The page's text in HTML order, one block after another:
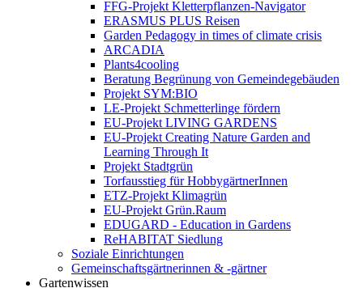
FFG-Projekt Kletterpflanzen-Navigator
ERASMUS PLUS Reisen
Garden Pedagogy in times of climate crisis
ARCADIA
Plants4cooling
Beratung Begrünung von Gemeindegebäuden
Projekt SYM:BIO
LE-Projekt Schmetterlinge fördern
EU-Projekt LIVING GARDENS
EU-Projekt Creating Nature Garden and
Learning Through It
Projekt Stadtgrün
Torfausstieg für HobbygärtnerInnen
ETZ-Projekt Klimagrün
EU-Projekt Grün.Raum
EDUGARD - Education in Gardens
ReHABITAT Siedlung
Soziale Einrichtungen
Gemeinschaftsgärtnerinnen & -gärtner
Gartenwissen